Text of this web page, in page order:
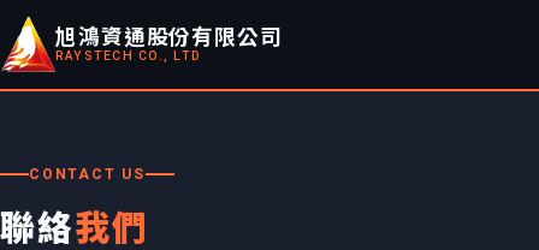
旭鴻資通股份有限公司
RAYSTECH CO., LTD
CONTACT US
聯絡我們